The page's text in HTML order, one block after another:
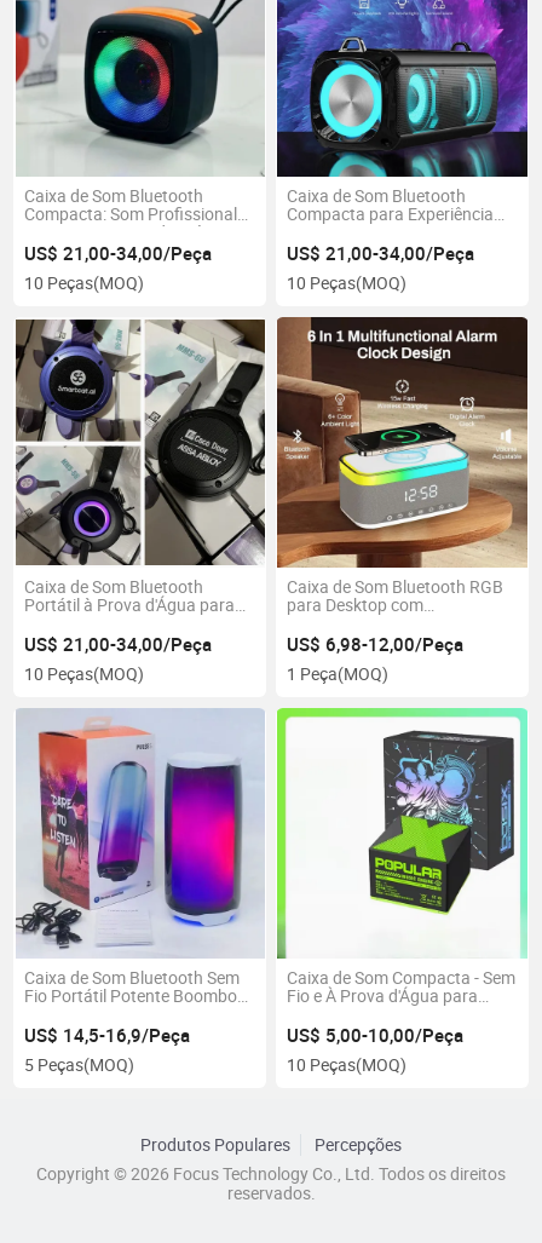
Caixa de Som Bluetooth
Compacta: Som Profissional
para Entusiastas da Música
US$ 21,00-34,00/Peça
10 Peças(MOQ)
Caixa de Som Bluetooth
Compacta para Experiência
Movimento
US$ 21,00-34,00/Peça
10 Peças(MOQ)
Caixa de Som Bluetooth
Portátil à Prova d'Água para
ao Ar Livre
US$ 21,00-34,00/Peça
10 Peças(MOQ)
Caixa de Som Bluetooth RGB
para Desktop com
Função de Alarme
US$ 6,98-12,00/Peça
1 Peça(MOQ)
Caixa de Som Bluetooth Sem
Fio Portátil Potente Boombox
Rádio FM com Luz LED
US$ 14,5-16,9/Peça
5 Peças(MOQ)
Caixa de Som Compacta - Sem
Fio e À Prova d'Água para
US$ 5,00-10,00/Peça
10 Peças(MOQ)
Produtos Populares
Percepções
Copyright © 2026 Focus Technology Co., Ltd. Todos os direitos
reservados.